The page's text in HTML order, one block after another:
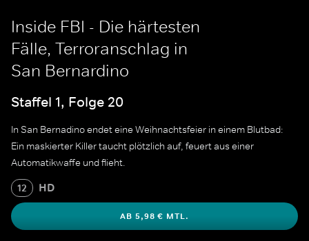
Inside FBI - Die härtesten
Fälle, Terroranschlag in
San Bernardino
Staffel 1, Folge 20
In San Bernadino endet eine Weihnachtsfeier in einem Blutbad:
Ein maskierter Killer taucht plötzlich auf, feuert aus einer
Automatikwaffe und flieht.
12 HD
AB 5,98 € MTL.